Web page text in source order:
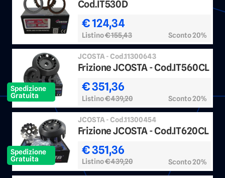
Cod.IT530D
€ 124,34
Listino€ 155,43 Sconto 20%
Spedizione
Gratuita
JCOSTA - Cod.11300643
Frizione JCOSTA - Cod.IT560CL
€ 351,36
Listino€ 439,20 Sconto 20%
Spedizione
Gratuita
JCOSTA - Cod.11300454
Frizione JCOSTA - Cod.IT620CL
€ 351,36
Listino€ 439,20 Sconto 20%